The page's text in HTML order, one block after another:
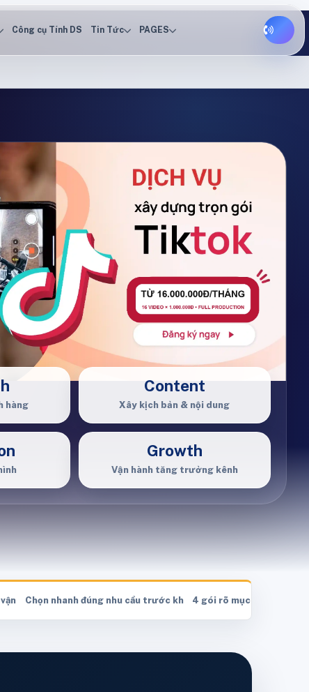
Công cụ Tính DS Tin Tức PAGES
hàng
Content
Xây kịch bản & nội dung
Growth
Vận hành tăng trưởng kênh
hành nội dung
Chọn nhanh đúng nhu cầu trước khi xem giá4 gói rõ mục tiêu, rõ